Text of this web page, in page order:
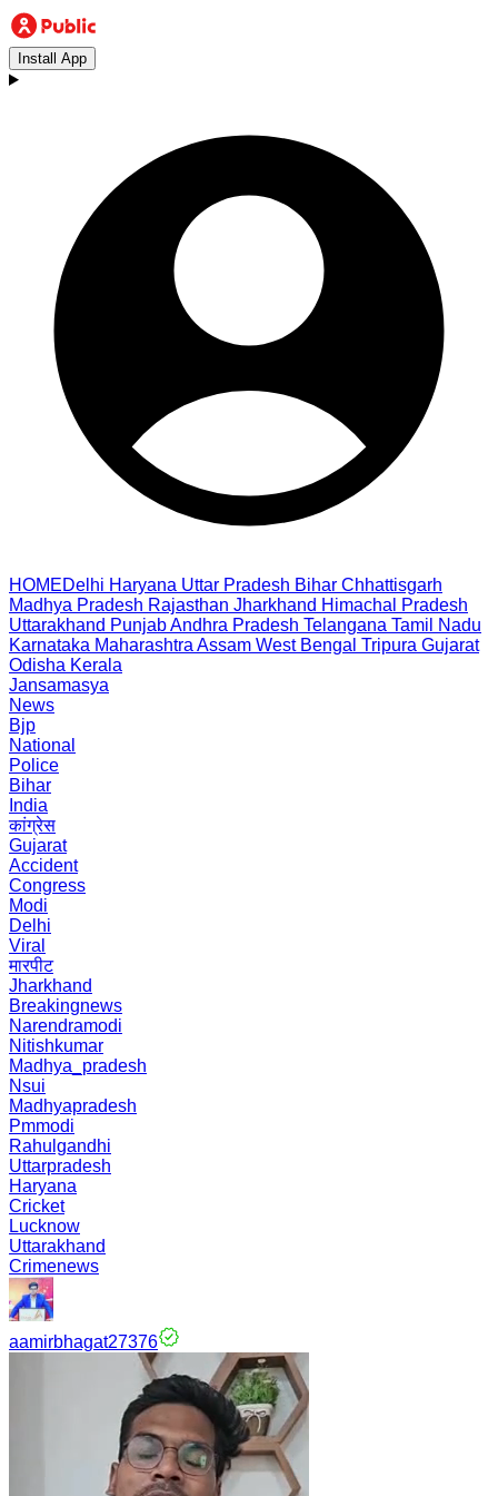
Install App
HOMEDelhi Haryana Uttar Pradesh Bihar Chhattisgarh
Madhya Pradesh Rajasthan Jharkhand Himachal Pradesh
Uttarakhand PunjabAndhra Pradesh Telangana Tamil Nadu
Karnataka Maharashtra Assam West Bengal Tripura Gujarat
Odisha Kerala
Jansamasya
News
Bjp
National
Police
Bihar
India
कांग्रेस
Gujarat
Accident
Congress
Modi
Delhi
Viral
मारपीट
Jharkhand
Breakingnews
Narendramodi
Nitishkumar
Madhya_pradesh
Nsui
Madhyapradesh
Pmmodi
Rahulgandhi
Uttarpradesh
Haryana
Cricket
Lucknow
Uttarakhand
Crimenews
aamirbhagat27376